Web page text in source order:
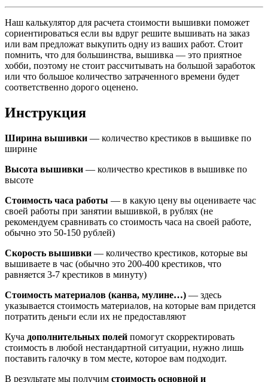
Наш калькулятор для расчета стоимости вышивки поможет
сориентироваться если вы вдруг решите вышивать на заказ
или вам предложат выкупить одну из ваших работ. Стоит
помнить, что для большинства, вышивка — это приятное
хобби, поэтому не стоит рассчитывать на большой заработок
или что большое количество затраченного времени будет
соответственно дорого оценено.
Инструкция
Ширина вышивки — количество крестиков в вышивке по
ширине
Высота вышивки — количество крестиков в вышивке по
высоте
Стоимость часа работы — в какую цену вы оцениваете час
своей работы при занятии вышивкой, в рублях (не
рекомендуем сравнивать со стоимость часа на своей работе,
обычно это 50-150 рублей)
Скорость вышивки — количество крестиков, которые вы
вышиваете в час (обычно это 200-400 крестиков, что
равняется 3-7 крестиков в минуту)
Стоимость материалов (канва, мулине…) — здесь
указывается стоимость материалов, на которые вам придется
потратить деньги если их не предоставляют
Куча дополнительных полей помогут скорректировать
стоимость в любой нестандартной ситуации, нужно лишь
поставить галочку в том месте, которое вам подходит.
В результате мы получим стоимость основной и